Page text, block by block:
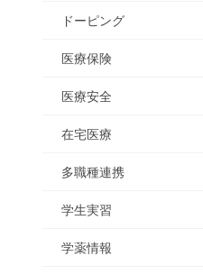
ドーピング
医療保険
医療安全
在宅医療
多職種連携
学生実習
学薬情報